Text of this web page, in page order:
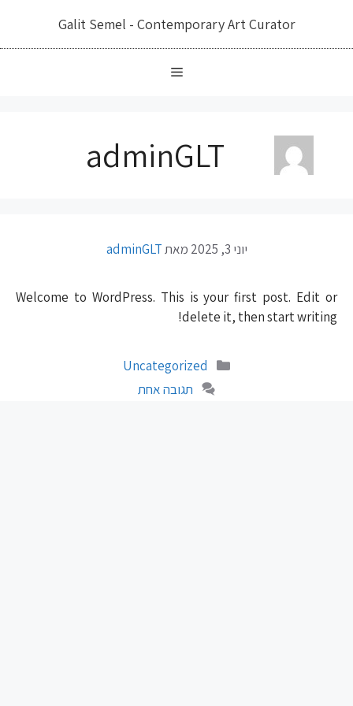
Galit Semel - Contemporary Art Curator
adminGLT
יוני 3, 2025 מאתadminGLT
Welcome to WordPress. This is your first post. Edit or
delete it, then start writing!
קטגוריות
Uncategorized
תגובה אחת